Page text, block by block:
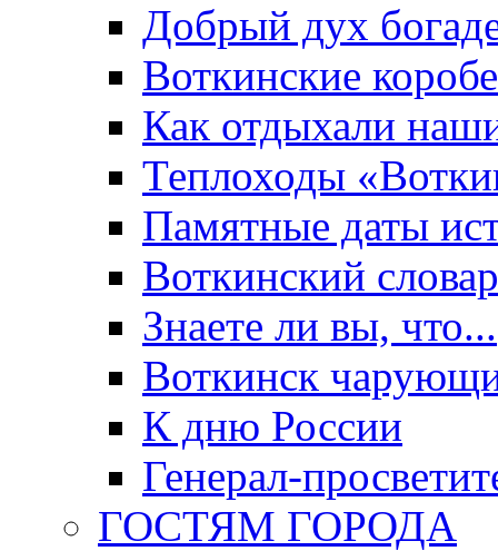
Добрый дух
Воткинские
Как отдыхали
Теплоходы
Памятные даты
Воткинский
Знаете ли вы, что...
Воткинск
К дню России
Генерал-
ГОСТЯМ ГОРОДА